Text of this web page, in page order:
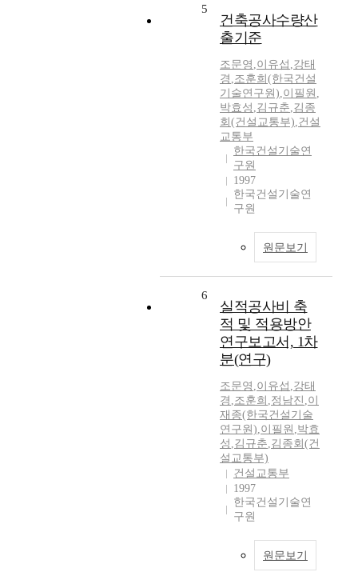
5
건축공사수량산
출기준
조문영 ,이유섭 ,강태
경 ,조훈희(한국건설
기술연구원),이필원 ,
박효성 ,김규춘,김종
회(건설교통부),건설
교통부
한국건설기술연
구원
1997
한국건설기술연
구원
원문보기
6
실적공사비 축
적 및 적용방안
연구보고서, 1차
분(연구)
조문영 ,이유섭 ,강태
경 ,조훈희 ,정남진 ,이
재종(한국건설기술
연구원),이필원 ,박효
성 ,김규춘,김종회(건
설교통부)
건설교통부
1997
한국건설기술연
구원
원문보기